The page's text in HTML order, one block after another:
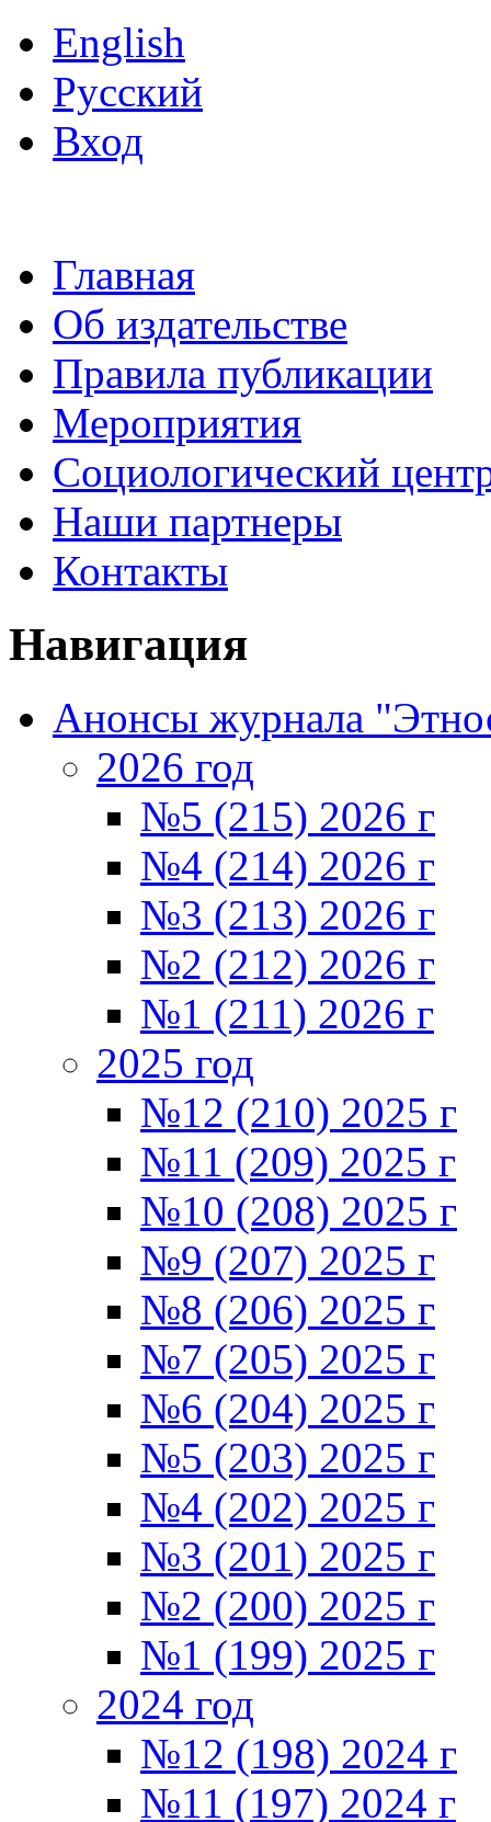
English
Русский
Вход
Главная
Об издательстве
Правила публикации
Мероприятия
Социологический
Наши партнеры
Контакты
Навигация
Анонсы журнала
2026 год
№5 (215) 2026 г
№4 (214) 2026 г
№3 (213) 2026 г
№2 (212) 2026 г
№1 (211) 2026 г
2025 год
№12 (210) 2025 г
№11 (209) 2025 г
№10 (208) 2025 г
№9 (207) 2025 г
№8 (206) 2025 г
№7 (205) 2025 г
№6 (204) 2025 г
№5 (203) 2025 г
№4 (202) 2025 г
№3 (201) 2025 г
№2 (200) 2025 г
№1 (199) 2025 г
2024 год
№12 (198) 2024 г
№11 (197) 2024 г